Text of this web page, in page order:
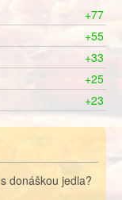
+77
+55
+33
+25
+23
donáškou jedla?